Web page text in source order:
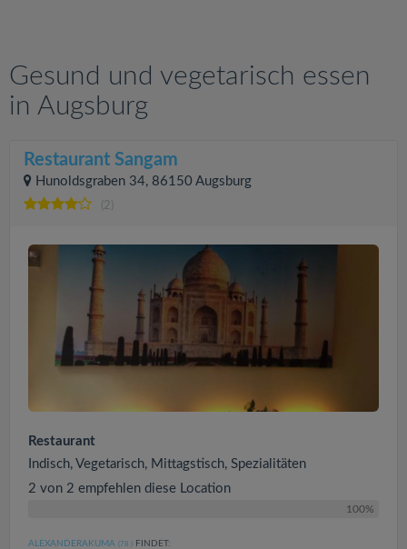
Gesund und vegetarisch essen
in Augsburg
Restaurant Sangam
Hunoldsgraben 34, 86150 Augsburg
(2)
Restaurant
Indisch, Vegetarisch, Mittagstisch, Spezialitäten
2 von 2 empfehlen diese Location
100%
ALEXANDERAKUMA (78 ) FINDET: